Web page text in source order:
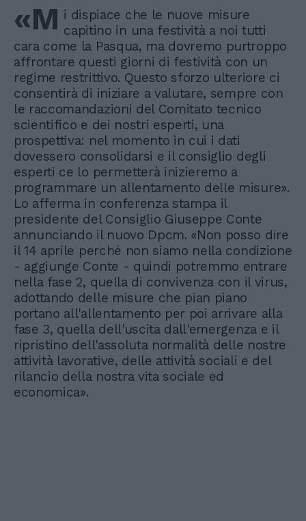
«M i dispiace che le nuove misure
capitino in una festività a noi tutti
cara come la Pasqua, ma dovremo purtroppo
affrontare questi giorni di festività con un
regime restrittivo. Questo sforzo ulteriore ci
consentirà di iniziare a valutare, sempre con
le raccomandazioni del Comitato tecnico
scientifico e dei nostri esperti, una
prospettiva: nel momento in cui i dati
dovessero consolidarsi e il consiglio degli
esperti ce lo permetterà inizieremo a
programmare un allentamento delle misure».
Lo afferma in conferenza stampa il
presidente del Consiglio Giuseppe Conte
annunciando il nuovo Dpcm. «Non posso dire
il 14 aprile perché non siamo nella condizione
- aggiunge Conte - quindi potremmo entrare
nella fase 2, quella di convivenza con il virus,
adottando delle misure che pian piano
portano all'allentamento per poi arrivare alla
fase 3, quella dell'uscita dall'emergenza e il
ripristino dell'assoluta normalità delle nostre
attività lavorative, delle attività sociali e del
rilancio della nostra vita sociale ed
economica».